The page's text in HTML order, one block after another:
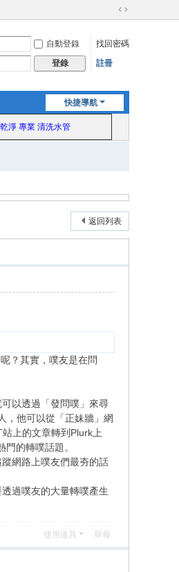
切
到
自動登錄
找回密碼
登錄 註冊
快捷導航
淨 專業 清洗水管
返回列表
？其實，噗友是在問
以透過「發問噗」來尋
，他可以從「正妹牆」網
上的文章轉到Plurk上
的轉噗話題。
網路上噗友們最夯的話
過噗友的大量轉噗產生
使用道具 舉報